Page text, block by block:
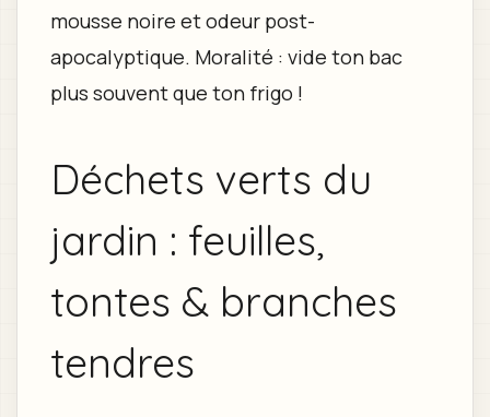
mousse noire et odeur post-
apocalyptique. Moralité : vide ton bac
plus souvent que ton frigo !
Déchets verts du
jardin : feuilles,
tontes & branches
tendres